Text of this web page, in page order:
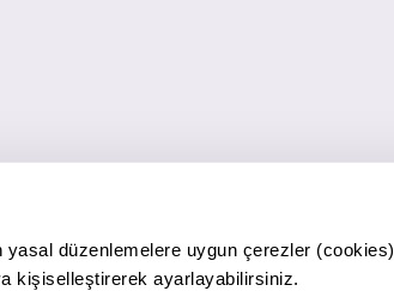
düzenlemelere uygun çerezler (cookies)
kişiselleştirerek ayarlayabilirsiniz.